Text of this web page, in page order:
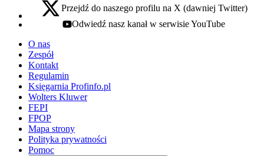
x - otwiera się w nowej karcie
Przejdź do naszego profilu na X (dawniej Twitter)
youtube - otwiera się w nowej karcie
Odwiedź nasz kanał w serwisie YouTube
O nas
Zespół
Kontakt
Regulamin
Księgarnia Profinfo.pl
Wolters Kluwer
FEPI
FPOP
Mapa strony
Polityka prywatności
Pomoc